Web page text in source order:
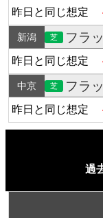
昨日と同じ想定
新潟 芝 フラ
昨日と同じ想定
中京 芝 フラ
昨日と同じ想定
過